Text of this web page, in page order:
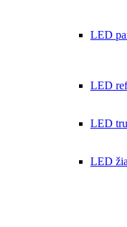
LED
LED
LED
LED